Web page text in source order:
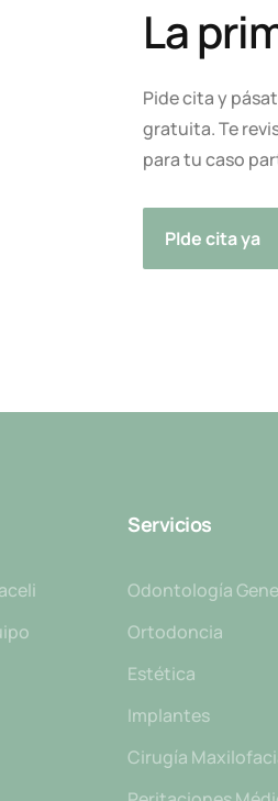
La
Pide cita y
gratuita. Te
para tu caso
PIde cita ya
Servicios
Odontología
Ortodoncia
Estética
Implantes
Cirugía